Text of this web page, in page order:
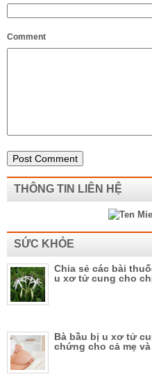
Comment
THÔNG TIN LIÊN HỆ
SỨC KHỎE
Chia sẻ các bài
u xơ tử cung cho
Bà bầu bị u xơ tử
chứng cho cả mẹ